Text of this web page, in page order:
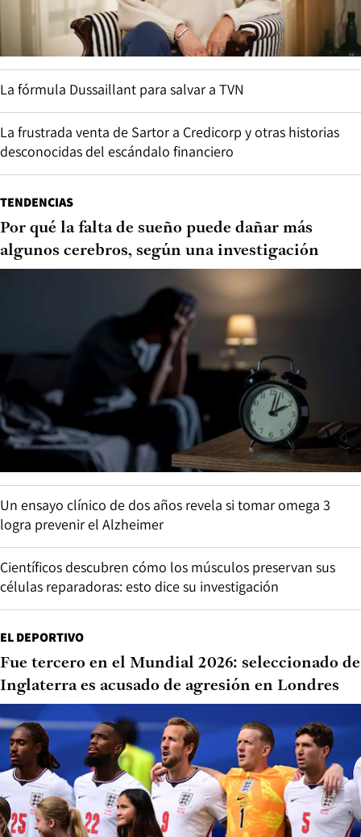
La fórmula Dussaillant para salvar a TVN
La frustrada venta de Sartor a Credicorp y otras historias
desconocidas del escándalo financiero
TENDENCIAS
Por qué la falta de sueño puede dañar más
algunos cerebros, según una investigación
Un ensayo clínico de dos años revela si tomar omega 3
logra prevenir el Alzheimer
Científicos descubren cómo los músculos preservan sus
células reparadoras: esto dice su investigación
EL DEPORTIVO
Fue tercero en el Mundial 2026: seleccionado de
Inglaterra es acusado de agresión en Londres